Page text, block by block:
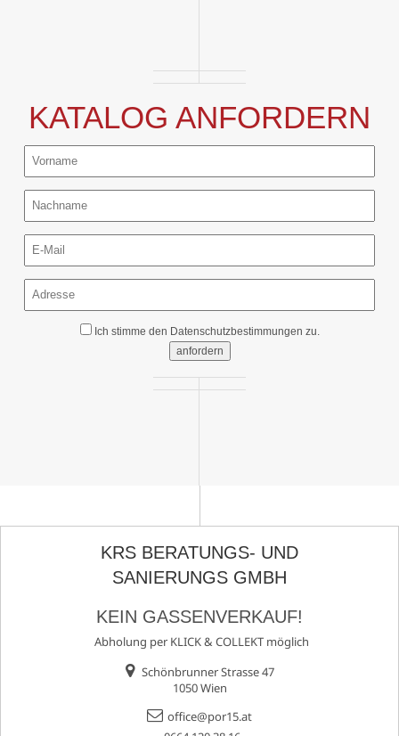
KATALOG ANFORDERN
Ich stimme den Datenschutzbestimmungen zu.
anfordern
KRS BERATUNGS- UND
SANIERUNGS GMBH
KEIN GASSENVERKAUF!
Abholung per KLICK & COLLEKT möglich
Schönbrunner Strasse 47
1050 Wien
office@por15.at